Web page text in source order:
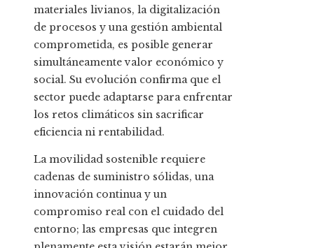
materiales livianos, la digitalización
de procesos y una gestión ambiental
comprometida, es posible generar
simultáneamente valor económico y
social. Su evolución confirma que el
sector puede adaptarse para enfrentar
los retos climáticos sin sacrificar
eficiencia ni rentabilidad.
La movilidad sostenible requiere
cadenas de suministro sólidas, una
innovación continua y un
compromiso real con el cuidado del
entorno; las empresas que integren